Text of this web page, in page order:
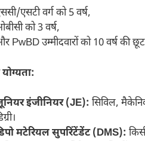
एसटी वर्ग को 5 वर्ष,
को 3 वर्ष,
PwBD उम्मीदवारों को 10 वर्ष की छूट
इंजीनियर (JE): सिविल,
मटेरियल सुपरिंटेंडेंट (DMS):